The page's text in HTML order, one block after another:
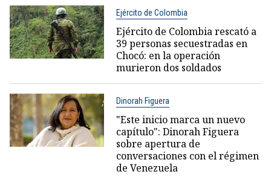
Ejército de Colombia
Ejército de Colombia rescató a
39 personas secuestradas en
Chocó: en la operación
murieron dos soldados
Dinorah Figuera
"Este inicio marca un nuevo
capítulo": Dinorah Figuera
sobre apertura de
conversaciones con el régimen
de Venezuela